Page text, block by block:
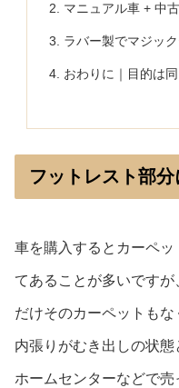
マニュアル車 + 中
ラバー製でマジッ
おわりに｜目的は
フットレスト部分
車を購入するとカーペ
てあることが多いです
だけそのカーペットも
内張りがむき出しの状態
ホームセンターなどで